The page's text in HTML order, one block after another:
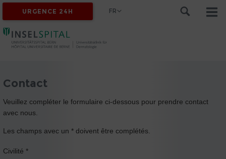
URGENCE 24H FR
Contact
Veuillez compléter le formulaire ci-dessous pour prendre contact
avec nous.
Les champs avec un * doivent être complétés.
Civilité *